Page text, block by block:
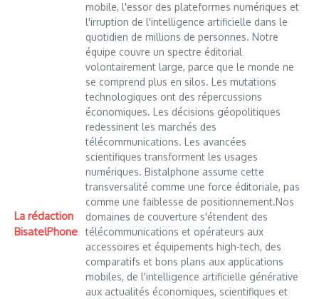
La rédaction
BisatelPhone
mobile, l'essor des plateformes numériques et
l'irruption de l'intelligence artificielle dans le
quotidien de millions de personnes. Notre
équipe couvre un spectre éditorial
volontairement large, parce que le monde ne
se comprend plus en silos. Les mutations
technologiques ont des répercussions
économiques. Les décisions géopolitiques
redessinent les marchés des
télécommunications. Les avancées
scientifiques transforment les usages
numériques. Bistalphone assume cette
transversalité comme une force éditoriale, pas
comme une faiblesse de positionnement.Nos
domaines de couverture s'étendent des
télécommunications et opérateurs aux
accessoires et équipements high-tech, des
comparatifs et bons plans aux applications
mobiles, de l'intelligence artificielle générative
aux actualités économiques, scientifiques et